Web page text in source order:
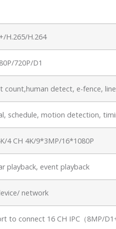
H.265/H.264
720P/D1
count,human detect, e-fence,
schedule, motion detection,
4 CH 4K/9*3MP/16*1080P
playback, event playback
network
to connect 16 CH IPC（8MP/